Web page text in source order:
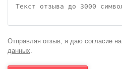
Отправляя отзыв, я даю согласие на
данных.